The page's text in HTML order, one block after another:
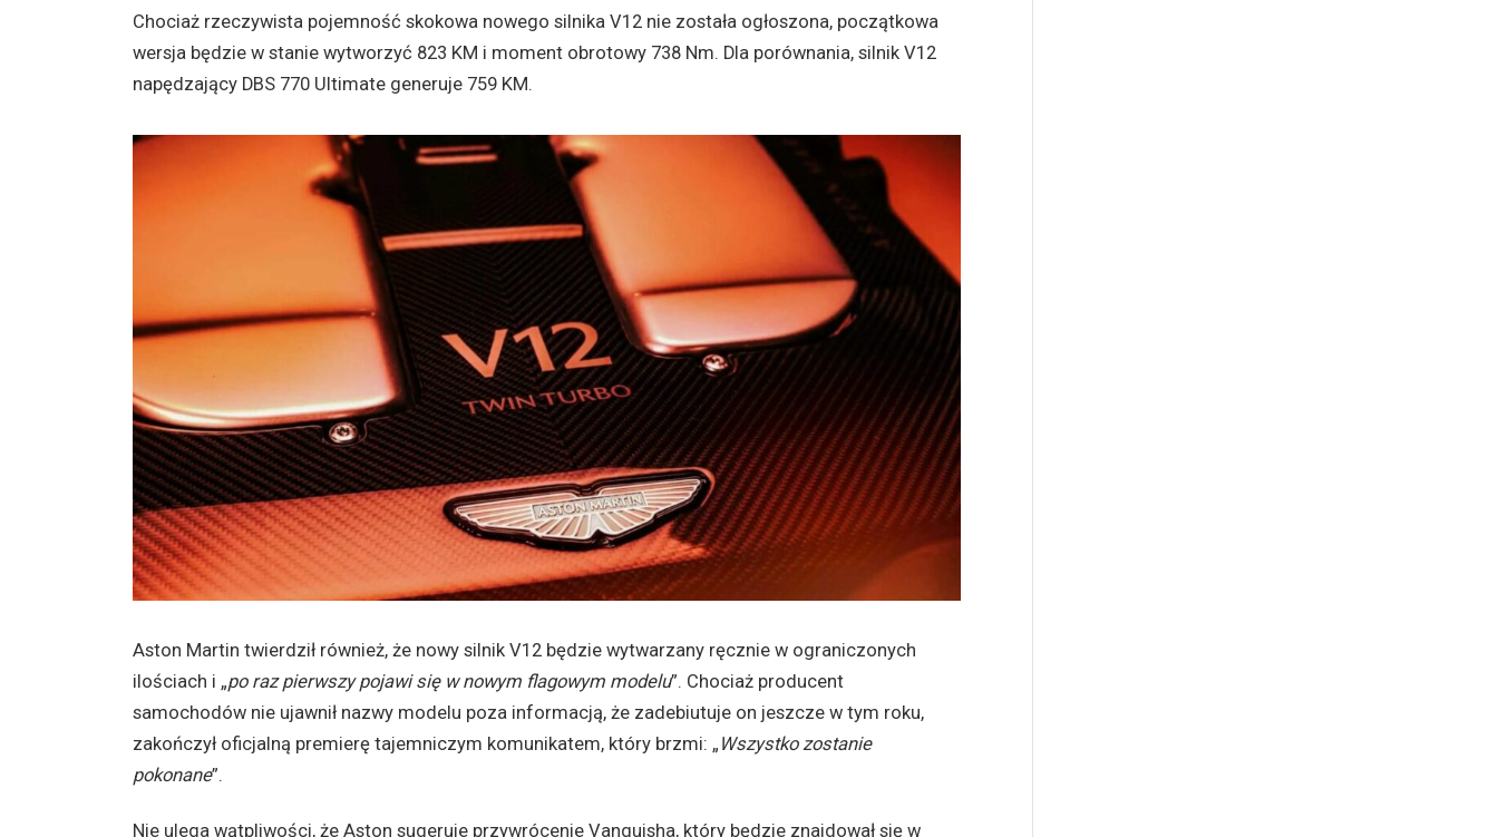
Chociaż rzeczywista pojemność skokowa nowego silnika V12 nie została ogłoszona, początkowa
wersja będzie w stanie wytworzyć 823 KM i moment obrotowy 738 Nm. Dla porównania, silnik V12
napędzający DBS 770 Ultimate generuje 759 KM.
Aston Martin twierdził również, że nowy silnik V12 będzie wytwarzany ręcznie w ograniczonych
ilościach i „po raz pierwszy pojawi się w nowym flagowym modelu”. Chociaż producent
samochodów nie ujawnił nazwy modelu poza informacją, że zadebiutuje on jeszcze w tym roku,
zakończył oficjalną premierę tajemniczym komunikatem, który brzmi: „ Wszystko zostanie
pokonane”.
Nie ulega wątpliwości, że Aston sugeruje przywrócenie Vanquisha, który będzie znajdował się w